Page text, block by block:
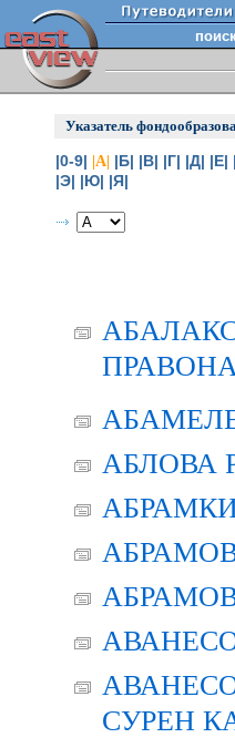
Указатель
|0-9| |А| |Б| |В| |Г| |Д| |Е|
|Э| |Ю| |Я|
АБЛОВА
СУРЕН